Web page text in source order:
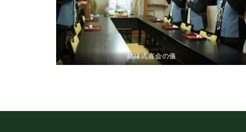
結縁式直会の儀